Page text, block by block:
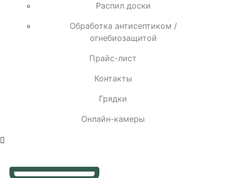
Распил доски
Обработка антисептиком /
огнебиозащитой
Прайс-лист
Контакты
Грядки
Онлайн-камеры